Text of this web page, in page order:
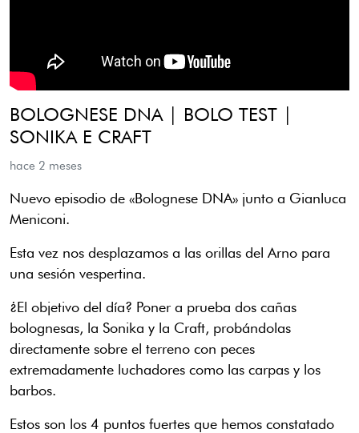
BOLOGNESE DNA | BOLO TEST |
SONIKA E CRAFT
hace 2 meses
Nuevo episodio de «Bolognese DNA» junto a Gianluca
Meniconi.
Esta vez nos desplazamos a las orillas del Arno para
una sesión vespertina.
¿El objetivo del día? Poner a prueba dos cañas
bolognesas, la Sonika y la Craft, probándolas
directamente sobre el terreno con peces
extremadamente luchadores como las carpas y los
barbos.
Estos son los 4 puntos fuertes que hemos constatado